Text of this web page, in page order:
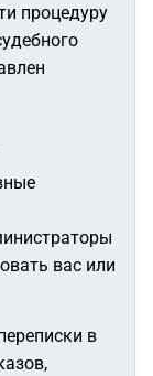
процедуру
вас или
в